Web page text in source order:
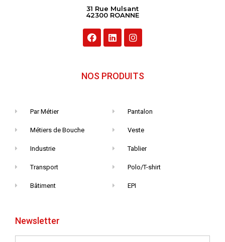
31 Rue Mulsant
42300 ROANNE
NOS PRODUITS
Par Métier
Métiers de Bouche
Industrie
Transport
Bâtiment
Pantalon
Veste
Tablier
Polo/T-shirt
EPI
Newsletter